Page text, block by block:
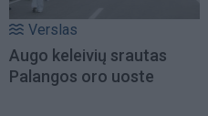
Verslas
Augo keleivių srautas
Palangos oro uoste